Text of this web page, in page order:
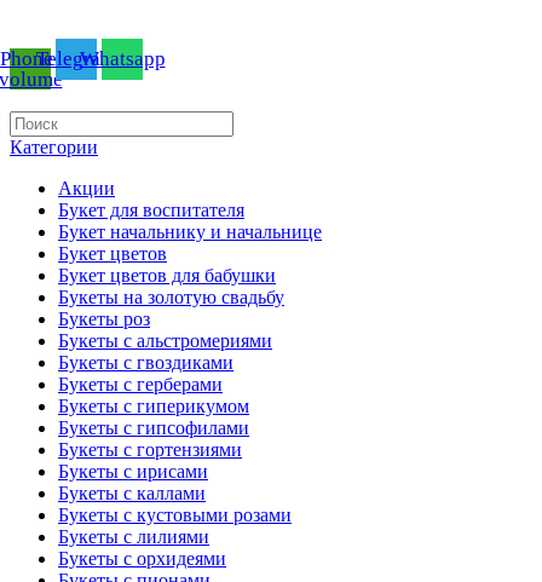
Phone-TelegramWhatsapp
Категории
Акции
Букет для воспитателя
Букет начальнику и начальнице
Букет цветов
Букет цветов для бабушки
Букеты на золотую свадьбу
Букеты роз
Букеты с альстромериями
Букеты с гвоздиками
Букеты с герберами
Букеты с гиперикумом
Букеты с гипсофилами
Букеты с гортензиями
Букеты с ирисами
Букеты с каллами
Букеты с кустовыми розами
Букеты с лилиями
Букеты с орхидеями